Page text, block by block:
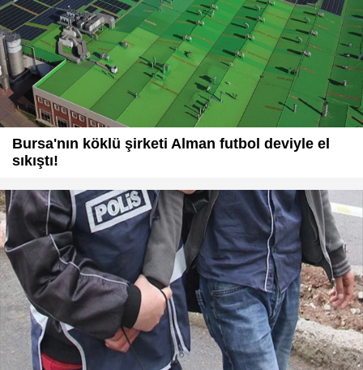
Bursa'nın köklü şirketi Alman futbol deviyle el
sıkıştı!